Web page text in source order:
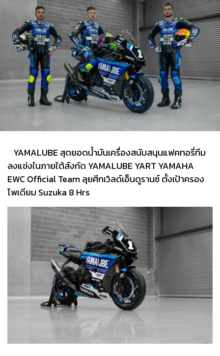
YAMALUBE สุดยอดน้ำมันเครื่องสนับสนุนแฟคทอรี่ทีม
ลงแข่งในภายใต้สังกัด YAMALUBE YART YAMAHA
EWC Official Team ลุยศีกเวิลด์เอ็นดูรานซ์ ตั้งเป้าครอง
โพเดียม Suzuka 8 Hrs